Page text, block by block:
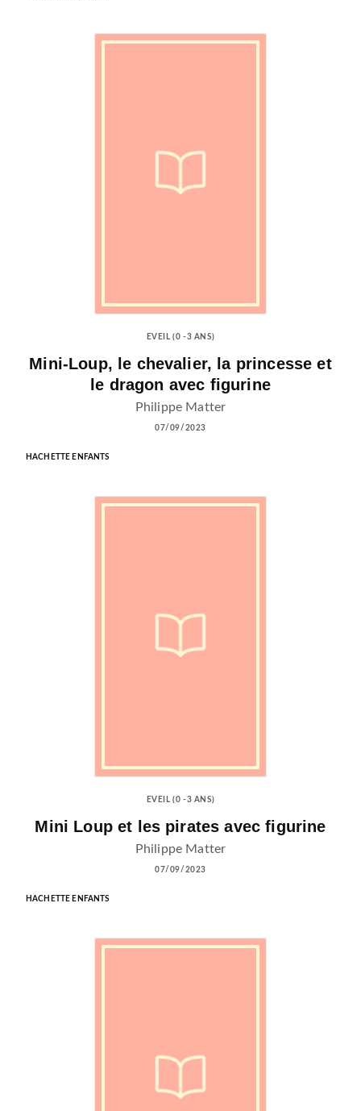
EVEIL (0 -3 ANS)
Mini-Loup, le chevalier, la princesse et
le dragon avec figurine
Philippe Matter
07/09/2023
HACHETTE ENFANTS
EVEIL (0 -3 ANS)
Mini Loup et les pirates avec figurine
Philippe Matter
07/09/2023
HACHETTE ENFANTS